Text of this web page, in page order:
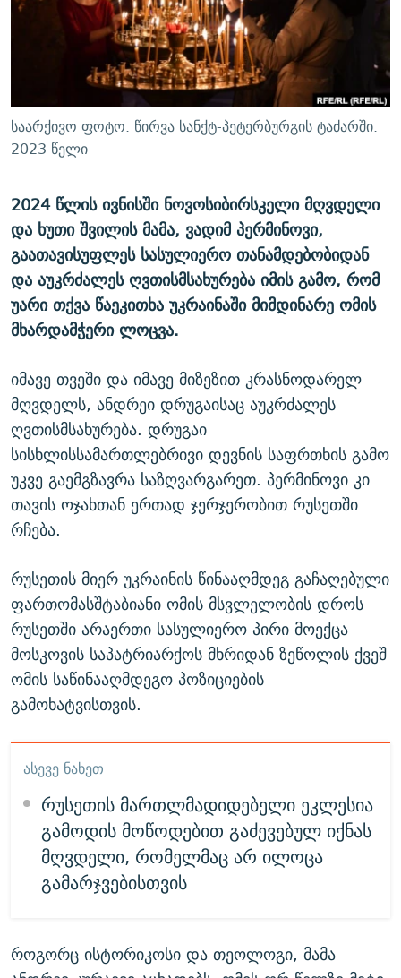
ᲛᲝᲚᲐᲞᲐᲠᲐᲙᲔ ᲢᲔᲥᲡᲢᲔᲑᲘ
ᲨᲘᲜ - ᲣᲪᲮᲝᲔᲗᲨᲘ
ᲚᲘᲢᲔᲠᲐᲢᲣᲠᲣᲚᲘ ᲬᲐᲮᲜᲐᲒᲔᲑᲘ
ᲐᲛᲔᲠᲘᲙᲣᲚᲘ ᲛᲝᲗᲮᲠᲝᲑᲐ
ᲘᲛᲞᲔᲠᲘᲐ ᲓᲐ ᲠᲐᲓᲘᲝ
ᲩᲔᲛᲘ ᲡᲘᲙᲕᲓᲘᲚᲘᲡ ᲛᲘᲖᲔᲖᲘᲐ COVID-19
11 ᲬᲔᲚᲘ - 11 ᲐᲛᲑᲐᲕᲘ
ᲡᲐᲞᲐᲠᲚᲐᲛᲔᲜᲢᲝ ᲐᲠᲩᲔᲕᲜᲔᲑᲘᲡ ᲘᲡᲢᲝᲠᲘᲐ
ᲑᲐᲕᲨᲕᲔᲑᲘ ᲞᲠᲝᲡᲢᲘᲢᲣᲪᲘᲐᲨᲘ - ᲐᲛᲝᲣᲗᲥᲛᲔᲚᲘ ᲐᲛᲑᲐᲕᲘ
5 ᲐᲛᲑᲐᲕᲘ - 20 ᲘᲕᲜᲘᲡᲡ ᲓᲐᲨᲐᲕᲔᲑᲣᲚᲔᲑᲘ
ПРИВЕТ ᲙᲣᲚᲢᲣᲠᲐ
ᲒᲐᲛᲝᲘᲬᲔᲠᲔ
რთე/რთ-ის ყველა საიტი
საარქივო ფოტო. წირვა სანქტ-პეტერბურგის ტაძარში.
2023 წელი
2024 წლის ივნისში ნოვოსიბირსკელი მღვდელი
და ხუთი შვილის მამა, ვადიმ პერმინოვი,
გაათავისუფლეს სასულიერო თანამდებობიდან
და აუკრძალეს ღვთისმსახურება იმის გამო, რომ
უარი თქვა წაეკითხა უკრაინაში მიმდინარე ომის
მხარდამჭერი ლოცვა.
იმავე თვეში და იმავე მიზეზით კრასნოდარელ
მღვდელს, ანდრეი დრუგაისაც აუკრძალეს
ღვთისმსახურება. დრუგაი
სისხლისსამართლებრივი დევნის საფრთხის გამო
უკვე გაემგზავრა საზღვარგარეთ. პერმინოვი კი
თავის ოჯახთან ერთად ჯერჯერობით რუსეთში
რჩება.
რუსეთის მიერ უკრაინის წინააღმდეგ გაჩაღებული
ფართომასშტაბიანი ომის მსვლელობის დროს
რუსეთში არაერთი სასულიერო პირი მოექცა
მოსკოვის საპატრიარქოს მხრიდან ზეწოლის ქვეშ
ომის საწინააღმდეგო პოზიციების
გამოხატვისთვის.
ᲐᲡᲔᲕᲔ ᲜᲐᲮᲔᲗ
რუსეთის მართლმადიდებელი ეკლესია
გამოდის მოწოდებით გაძევებულ იქნას
მღვდელი, რომელმაც არ ილოცა
გამარჯვებისთვის
როგორც ისტორიკოსი და თეოლოგი, მამა